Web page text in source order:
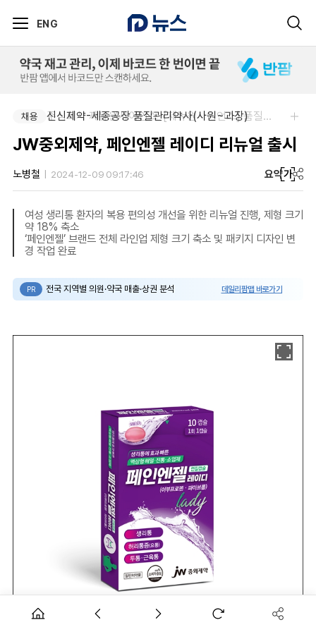
ENG
채용 신신제약-세종공장 품질관리약사(사원~과장)
채용 주식회사 제뉴원사이언스-[제뉴원사이언스] 품질관리약사 모집(경력무관)
JW중외제약, 페인엔젤 레이디 리뉴얼 출시
노병철 2024-12-09 09:17:46 요약가
여성 생리통 환자의 복용 편의성 개선을 위한 리뉴얼 진행, 제형 크기
약 18% 축소
‘페인엔젤’ 브랜드 전체 라인업 제형 크기 축소 및 패키지 디자인 변
경 작업 완료
PR 전국 지역별 의원·약국 매출·상권 분석 데일리팜맵 바로가기